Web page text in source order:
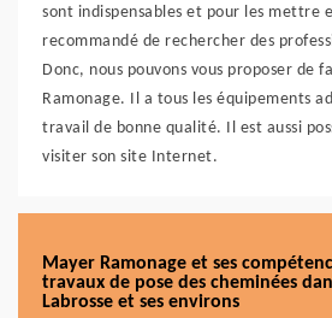
sont indispensables et pour les mettre
recommandé de rechercher des
Donc, nous pouvons vous proposer de
Ramonage. Il a tous les équipements
travail de bonne qualité. Il est aussi
visiter son site Internet.
Mayer Ramonage et ses
travaux de pose des cheminées
Labrosse et ses environs